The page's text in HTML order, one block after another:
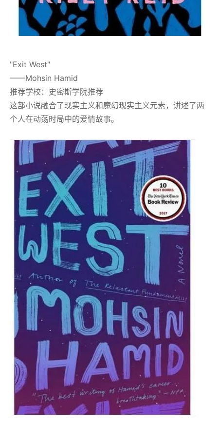
"Exit West"
——Mohsin Hamid
推荐学校：史密斯学院推荐
这部小说融合了现实主义和魔幻现实主义元素，讲述了两
个人在动荡时局中的爱情故事。